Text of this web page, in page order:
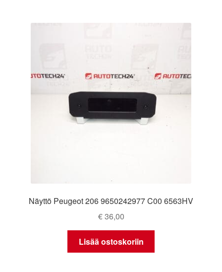
Näyttö Peugeot 206 9650242977 C00 6563HV
€36,00
Lisää ostoskoriin